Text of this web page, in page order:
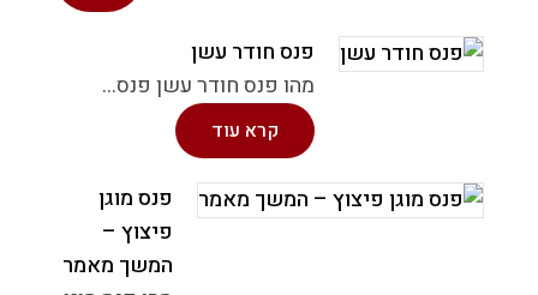
פנס חודר עשן
מהו פנס חודר עשן פנס...
קרא עוד
פנס מוגן
פיצוץ –
המשך מאמר